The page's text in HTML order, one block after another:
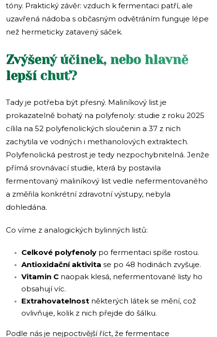
tóny. Praktický závěr: vzduch k fermentaci patří, ale
uzavřená nádoba s občasným odvětráním funguje lépe
než hermeticky zatavený sáček.
Zvýšený účinek, nebo hlavně
lepší chuť?
Tady je potřeba být přesný. Maliníkový list je
prokazatelně bohatý na polyfenoly: studie z roku 2025
cílila na 52 polyfenolických sloučenin a 37 z nich
zachytila ve vodných i methanolových extraktech.
Polyfenolická pestrost je tedy nezpochybnitelná. Jenže
přímá srovnávací studie, která by postavila
fermentovaný maliníkový list vedle nefermentovaného
a změřila konkrétní zdravotní výstupy, nebyla
dohledána.
Co víme z analogických bylinných listů:
Celkové polyfenoly po fermentaci spíše rostou.
Antioxidační aktivita se po 48 hodinách zvyšuje.
Vitamin C naopak klesá, nefermentované listy ho
obsahují víc.
Extrahovatelnost některých látek se mění, což
ovlivňuje, kolik z nich přejde do šálku.
Podle nás je nejpoctivější říct, že fermentace